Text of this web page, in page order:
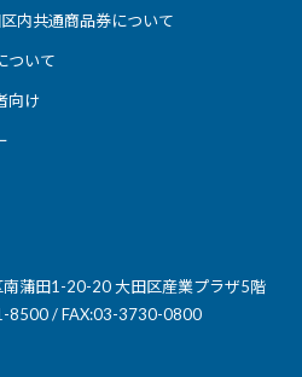
内共通商品券について
ついて
向け
南蒲田1-20-20 大田区産業プラザ5階
8500 / FAX:03-3730-0800